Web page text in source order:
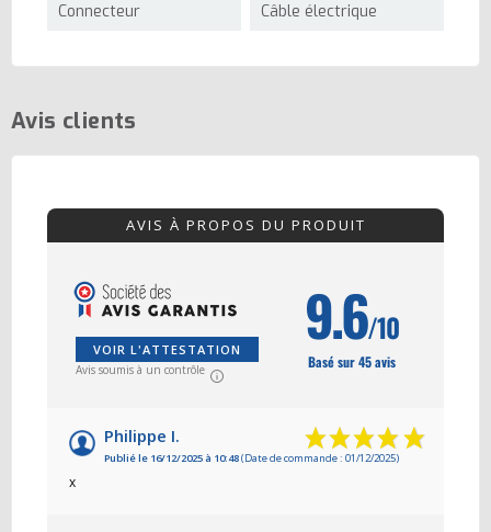
Connecteur Câble électrique
Avis clients
AVIS À PROPOS DU PRODUIT
VOIR L'ATTESTATION
Avis soumis à un contrôle
9.6/10
Basé sur 45 avis
Philippe I.
Publié le 16/12/2025 à 10:48(Date de commande : 01/12/2025)
x